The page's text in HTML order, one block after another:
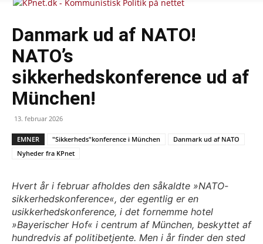
Danmark ud af NATO!
NATO’s
sikkerhedskonference ud af
München!
13. februar 2026
EMNER "Sikkerheds"konference i München
Danmark ud af NATO
Nyheder fra KPnet
Hvert år i februar afholdes den såkaldte »NATO-
sikkerhedskonference«, der egentlig er en
usikkerhedskonference, i det fornemme hotel
»Bayerischer Hof« i centrum af München, beskyttet af
hundredvis af politibetjente. Men i år finder den sted